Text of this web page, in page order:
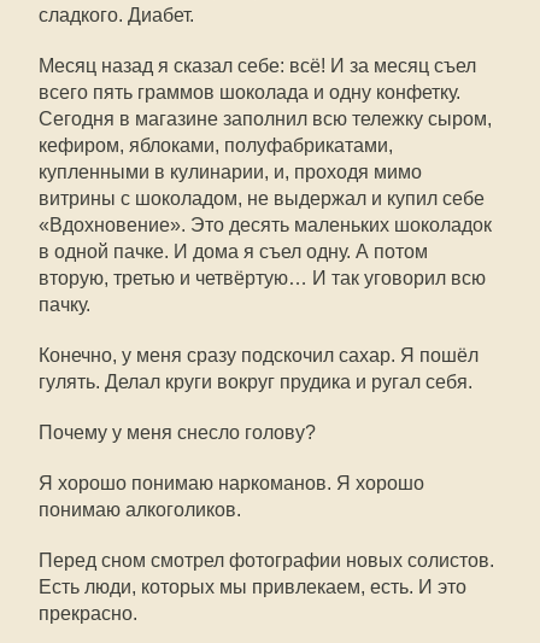
сладкого. Диабет.
Месяц назад я сказал себе: всё! И за месяц съел
всего пять граммов шоколада и одну конфетку.
Сегодня в магазине заполнил всю тележку сыром,
кефиром, яблоками, полуфабрикатами,
купленными в кулинарии, и, проходя мимо
витрины с шоколадом, не выдержал и купил себе
«Вдохновение». Это десять маленьких шоколадок
в одной пачке. И дома я съел одну. А потом
вторую, третью и четвёртую… И так уговорил всю
пачку.
Конечно, у меня сразу подскочил сахар. Я пошёл
гулять. Делал круги вокруг прудика и ругал себя.
Почему у меня снесло голову?
Я хорошо понимаю наркоманов. Я хорошо
понимаю алкоголиков.
Перед сном смотрел фотографии новых солистов.
Есть люди, которых мы привлекаем, есть. И это
прекрасно.